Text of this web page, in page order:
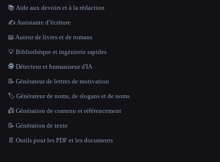
📚 Aide aux devoirs et à la rédaction
✍️ Assistante d''écriture
📖 Auteur de livres et de romans
💡 Bibliothèque et ingénierie rapides
🕵️ Détecteur et humaniseur d'IA
📝 Générateur de lettres de motivation
🏷️ Générateur de noms, de slogans et de noms
📠 Génération de contenu et référencement
📝 Génération de texte
📄 Outils pour les PDF et les documents